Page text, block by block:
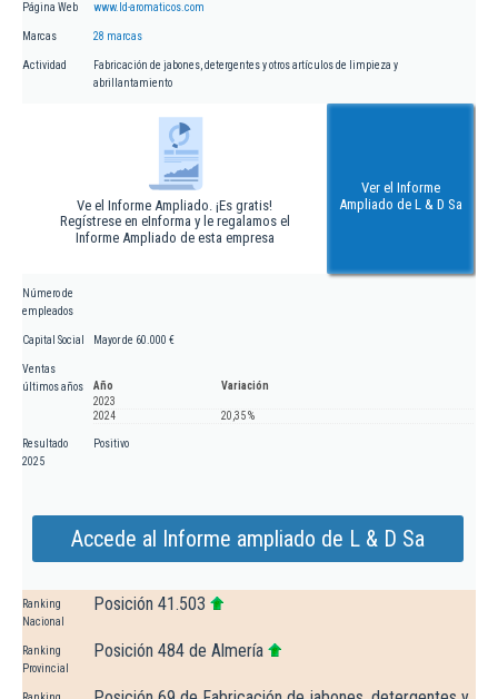
Página Web www.ld-aromaticos.com
Marcas 28 marcas
Actividad
Fabricación de jabones, detergentes y otros artículos de limpieza y
abrillantamiento
Ve el Informe Ampliado. ¡Es gratis!
Regístrese en eInforma y le regalamos el
Informe Ampliado de esta empresa
Ver el Informe
Ampliado de L & D Sa
Número de
empleados
Capital Social Mayor de 60.000 €
Ventas
últimos años
Año
Variación
2023
2024
20,35 %
Resultado
2025
Positivo
Accede al Informe ampliado de L & D Sa
Ranking
Nacional
Posición 41.503
Ranking
Provincial
Posición 484 de Almería